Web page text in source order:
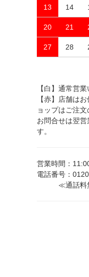
13 14
20 21
27 28
【白】通常営業
【赤】店舗は
ョップはご注
お問合せは翌
す。
営業時間：
電話番号：
≪通話料